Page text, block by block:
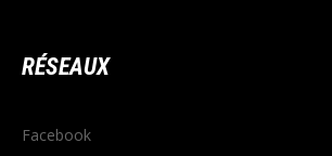
RÉSEAUX
Facebook